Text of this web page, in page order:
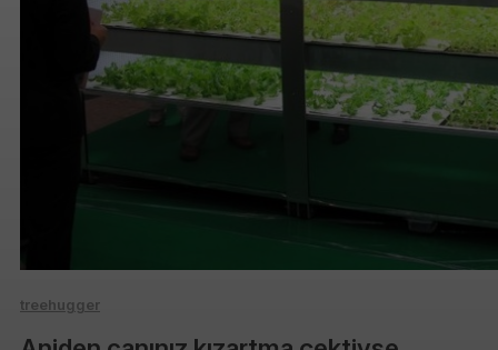
treehugger